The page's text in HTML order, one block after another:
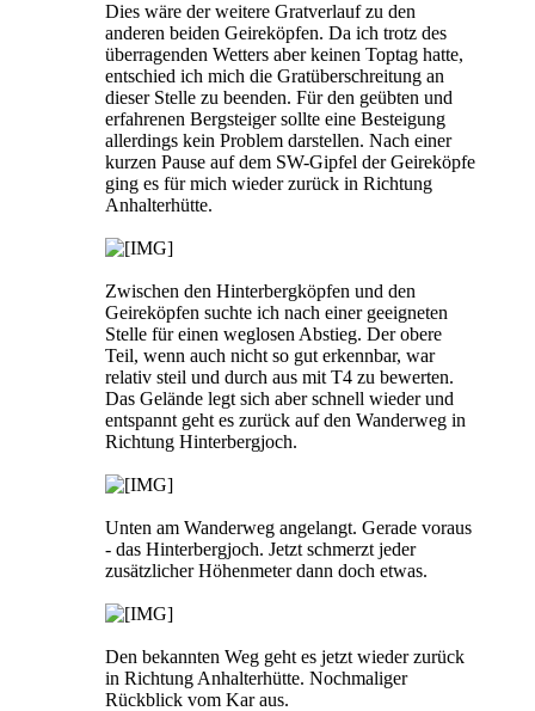
Dies wäre der weitere Gratverlauf zu den
anderen beiden Geireköpfen. Da ich trotz des
überragenden Wetters aber keinen Toptag hatte,
entschied ich mich die Gratüberschreitung an
dieser Stelle zu beenden. Für den geübten und
erfahrenen Bergsteiger sollte eine Besteigung
allerdings kein Problem darstellen. Nach einer
kurzen Pause auf dem SW-Gipfel der Geireköpfe
ging es für mich wieder zurück in Richtung
Anhalterhütte.
Zwischen den Hinterbergköpfen und den
Geireköpfen suchte ich nach einer geeigneten
Stelle für einen weglosen Abstieg. Der obere
Teil, wenn auch nicht so gut erkennbar, war
relativ steil und durch aus mit T4 zu bewerten.
Das Gelände legt sich aber schnell wieder und
entspannt geht es zurück auf den Wanderweg in
Richtung Hinterbergjoch.
Unten am Wanderweg angelangt. Gerade voraus
- das Hinterbergjoch. Jetzt schmerzt jeder
zusätzlicher Höhenmeter dann doch etwas.
Den bekannten Weg geht es jetzt wieder zurück
in Richtung Anhalterhütte. Nochmaliger
Rückblick vom Kar aus.